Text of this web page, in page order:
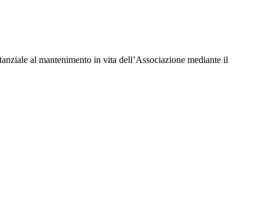
al mantenimento in vita dell’Associazione mediante il